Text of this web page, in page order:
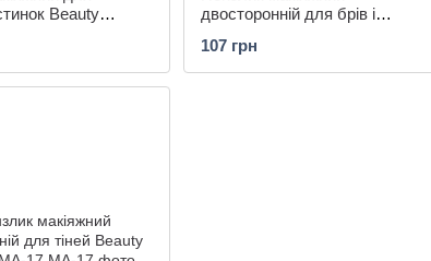
Beauty
двосторонній для брів і
MA-14
107 грн